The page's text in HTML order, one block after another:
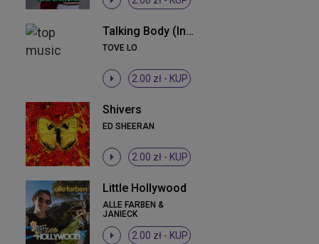
Talking Body (Intro)
TOVE LO
2.00 zł - KUP
Shivers
ED SHEERAN
2.00 zł - KUP
Little Hollywood
ALLE FARBEN &
JANIECK
2.00 zł - KUP